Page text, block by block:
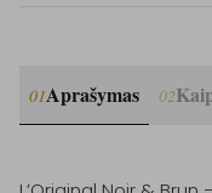
01Aprašymas 02